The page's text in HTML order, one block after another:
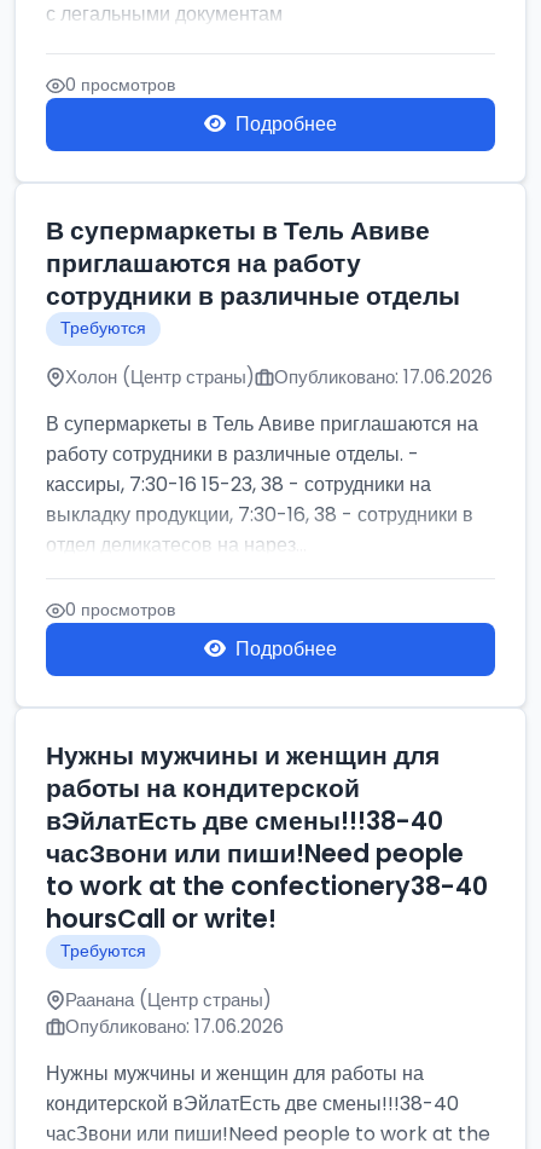
с легальными документам
0 просмотров
Подробнее
В супермаркеты в Тель Авиве
приглашаются на работу
сотрудники в различные отделы
Требуются
Холон (Центр страны) Опубликовано: 17.06.2026
В супермаркеты в Тель Авиве приглашаются на
работу сотрудники в различные отделы. -
кассиры, 7:30-16 15-23, 38 - сотрудники на
выкладку продукции, 7:30-16, 38 - сотрудники в
отдел деликатесов на нарез...
0 просмотров
Подробнее
Нужны мужчины и женщин для
работы на кондитерской
вЭйлатЕсть две смены!!!38-40
часЗвони или пиши!Need people
to work at the confectionery38-40
hoursCall or write!
Требуются
Раанана (Центр страны)
Опубликовано: 17.06.2026
Нужны мужчины и женщин для работы на
кондитерской вЭйлатЕсть две смены!!!38-40
часЗвони или пиши!Need people to work at the